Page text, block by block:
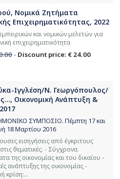
Νομικά Ζητήματα
Επιχειρηματικότητας, 2022
και νομικών μελετών για
επιχειρηματικότητα
- Discount price: € 24.00
Ιγγλέση/Ν. Γεωργόπουλος/
Οικονομική Ανάπτυξη &
ΣΥΜΠΟΣΙΟ. Πέμπτη 17 και
18 Μαρτίου 2016
εισηγήσεις από έγκριτους
θεματικές: - Σύγχρονα
της οικονομίας και του δικαίου -
ανάπτυξης της οικονομίας -
κρίση:...